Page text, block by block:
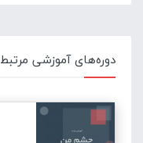
دوره‌های آموزشی مرتبط